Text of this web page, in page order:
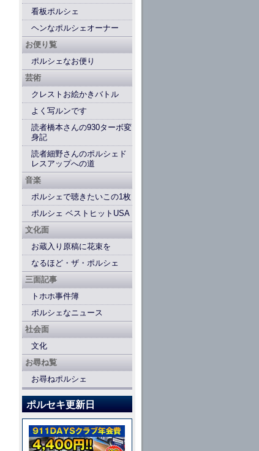
看板ポルシェ
ヘンなポルシェオーナー
お便り覧
ポルシェなお便り
芸術
クレストお絵かきバトル
よく写ルンです
読者橋本さんの930ターボ変
身記
読者細野さんのポルシェド
レスアップへの道
音楽
ポルシェで聴きたいこの1枚
ポルシェ ベストヒットUSA
文化面
お蔵入り原稿に花束を
なるほど・ザ・ポルシェ
三面記事
トホホ事件簿
ポルシェなニュース
社会面
文化
お尋ね覧
お尋ねポルシェ
ポルセキ更新日